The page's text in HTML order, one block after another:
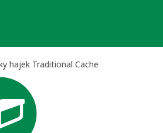
hajek Traditional Cache